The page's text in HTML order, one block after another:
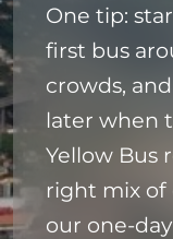
One tip:
first bus
crowds,
later when
Yellow Bus
right mix of
our